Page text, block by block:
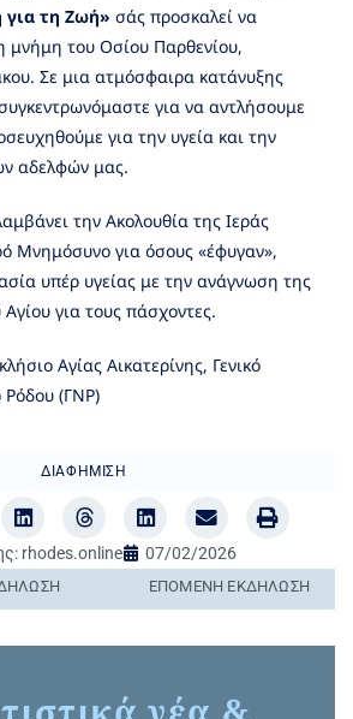
για τη Ζωή» σάς προσκαλεί να
μνήμη του Οσίου Παρθενίου,
Σε μια ατμόσφαιρα κατάνυξης
για να αντλήσουμε
για την υγεία και την
αδελφών μας.
την Ακολουθία της Ιεράς
Μνημόσυνο για όσους «έφυγαν»,
υπέρ υγείας με την ανάγνωση της
Αγίου για τους πάσχοντες.
Αγίας Αικατερίνης, Γενικό
Ρόδου (ΓΝΡ)
ΔΙΑΦΉΜΙΣΗ
rhodes.online 07/02/2026
ΕΠΌΜΕΝΗ ΕΚΔΉΛΩΣΗ